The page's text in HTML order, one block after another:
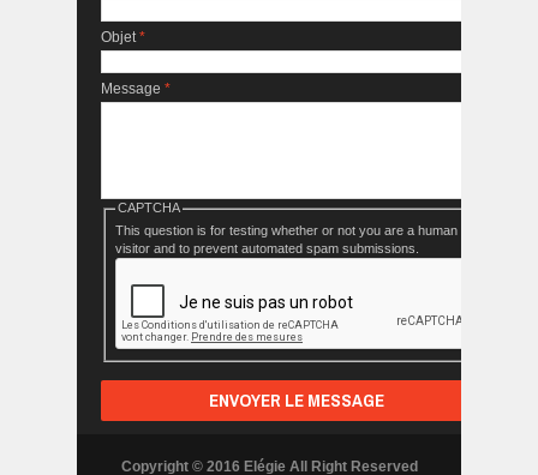
Objet*
Message *
CAPTCHA
This question is for testing whether or not you are a human
visitor and to prevent automated spam submissions.
Copyright © 2016 Elégie All Right Reserved